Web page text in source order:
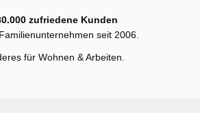
zufriedene Kunden
seit 2006.
für Wohnen & Arbeiten.